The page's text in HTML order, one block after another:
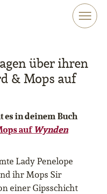
über ihren
& Mops auf
es in deinem Buch
auf Wynden
Lady Penelope
ihr Mops Sir
einer Gipsschicht